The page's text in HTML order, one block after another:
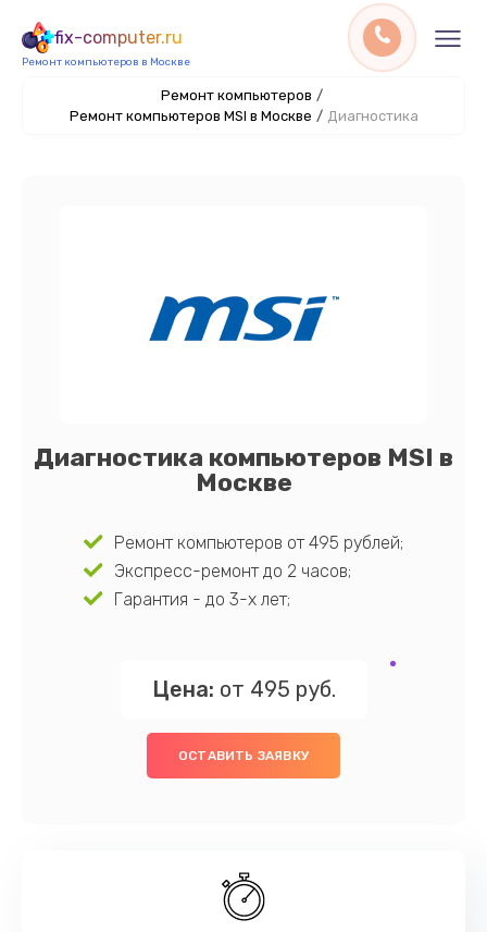
fix-computer.ru
Ремонт компьютеров в Москве
Ремонт компьютеров /
Ремонт компьютеров MSI в Москве / Диагностика
Диагностика компьютеров MSI в
Москве
Ремонт компьютеров от 495 рублей;
Экспресс-ремонт до 2 часов;
Гарантия - до 3-х лет;
Цена: от 495 руб.
ОСТАВИТЬ ЗАЯВКУ